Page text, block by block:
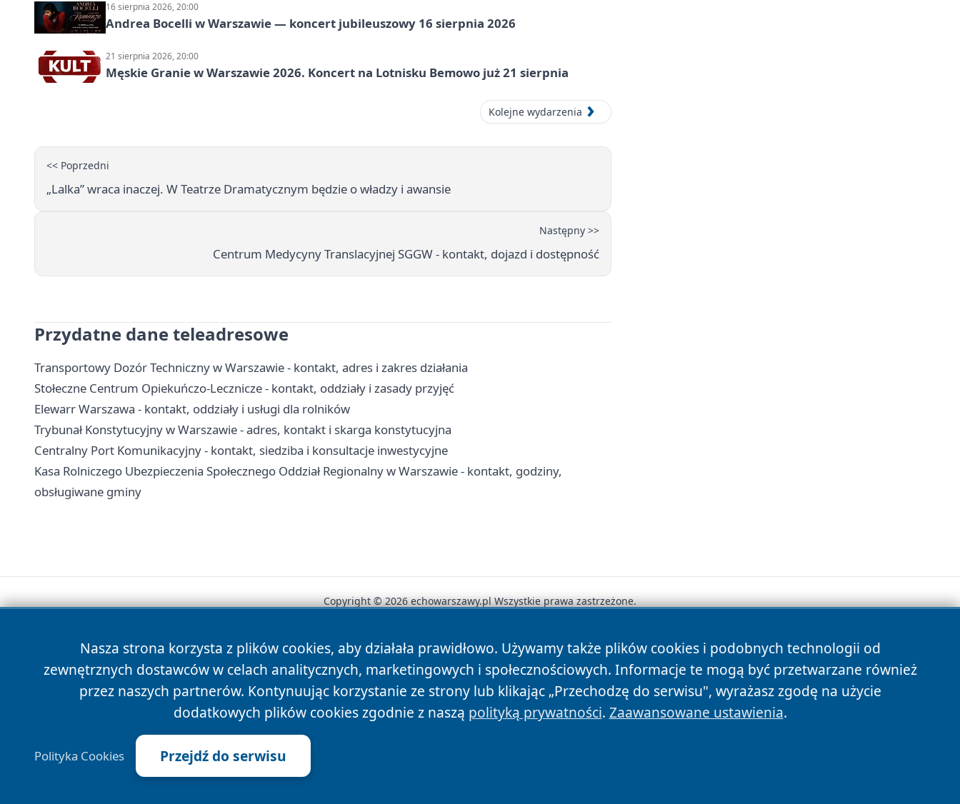
16 sierpnia 2026, 20:00
Andrea Bocelli w Warszawie — koncert jubileuszowy 16 sierpnia 2026
21 sierpnia 2026, 20:00
Męskie Granie w Warszawie 2026. Koncert na Lotnisku Bemowo już 21 sierpnia
Kolejne wydarzenia
<< Poprzedni
„Lalka” wraca inaczej. W Teatrze Dramatycznym będzie o władzy i awansie
Następny >>
Centrum Medycyny Translacyjnej SGGW - kontakt, dojazd i dostępność
Przydatne dane teleadresowe
Transportowy Dozór Techniczny w Warszawie - kontakt, adres i zakres działania
Stołeczne Centrum Opiekuńczo-Lecznicze - kontakt, oddziały i zasady przyjęć
Elewarr Warszawa - kontakt, oddziały i usługi dla rolników
Trybunał Konstytucyjny w Warszawie - adres, kontakt i skarga konstytucyjna
Centralny Port Komunikacyjny - kontakt, siedziba i konsultacje inwestycyjne
Kasa Rolniczego Ubezpieczenia Społecznego Oddział Regionalny w Warszawie - kontakt, godziny,
obsługiwane gminy
Nasza strona korzysta z plików cookies, aby działała prawidłowo. Używamy także plików cookies i podobnych technologii od
zewnętrznych dostawców w celach analitycznych, marketingowych i społecznościowych. Informacje te mogą być przetwarzane również
przez naszych partnerów. Kontynuując korzystanie ze strony lub klikając „Przechodzę do serwisu", wyrażasz zgodę na użycie
dodatkowych plików cookies zgodnie z naszą polityką prywatności. Zaawansowane ustawienia.
Polityka Cookies Przejdź do serwisu
Copyright © 2026 echowarszawy.pl Wszystkie prawa zastrzeżone.
News Autorzy Polityka Prywatności Polityka Cookies